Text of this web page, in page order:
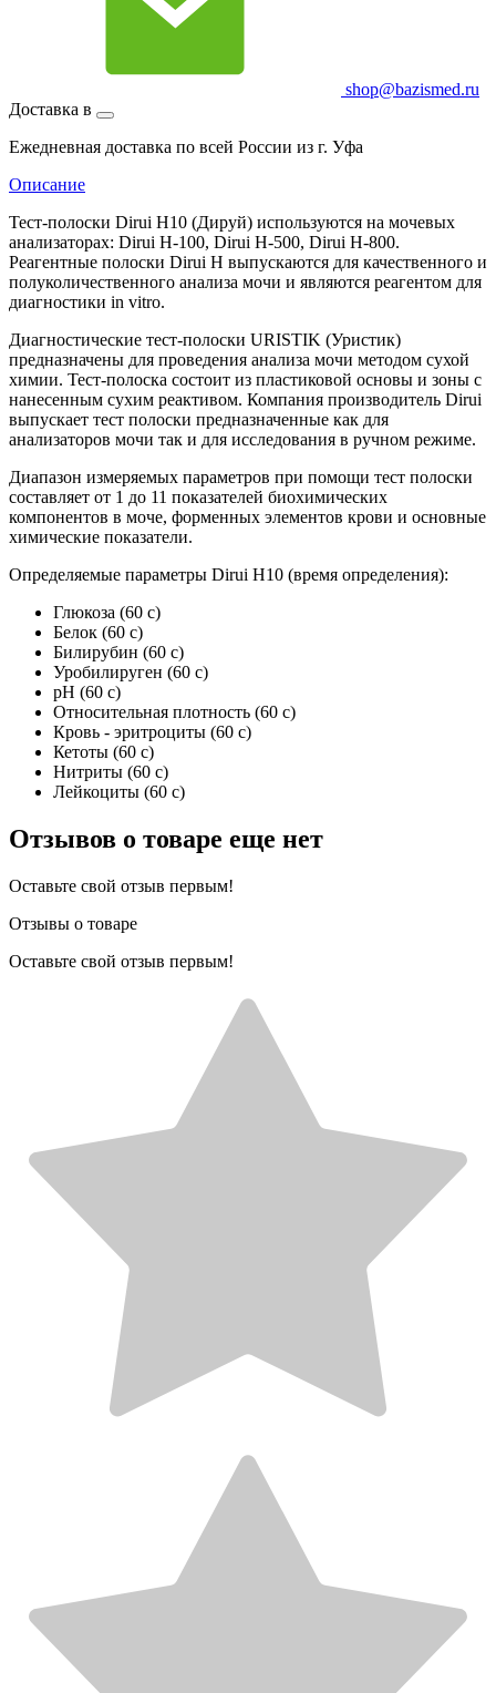
shop@bazismed.ru
Доставка в
Ежедневная доставка по всей России из г. Уфа
Описание
Тест-полоски Dirui H10 (Дируй) используются на мочевых
анализаторах: Dirui H-100, Dirui H-500, Dirui H-800.
Реагентные полоски Dirui Н выпускаются для качественного и
полуколичественного анализа мочи и являются реагентом для
диагностики in vitro.
Диагностические тест-полоски URISTIK (Уристик)
предназначены для проведения анализа мочи методом сухой
химии. Тест-полоска состоит из пластиковой основы и зоны с
нанесенным сухим реактивом. Компания производитель Dirui
выпускает тест полоски предназначенные как для
анализаторов мочи так и для исследования в ручном режиме.
Диапазон измеряемых параметров при помощи тест полоски
составляет от 1 до 11 показателей биохимических
компонентов в моче, форменных элементов крови и основные
химические показатели.
Определяемые параметры Dirui H10 (время определения):
Глюкоза (60 с)
Белок (60 с)
Билирубин (60 с)
Уробилируген (60 с)
pH (60 с)
Относительная плотность (60 с)
Кровь - эритроциты (60 с)
Кетоты (60 с)
Нитриты (60 с)
Лейкоциты (60 с)
Отзывов о товаре еще нет
Оставьте свой отзыв первым!
Отзывы о товаре
Оставьте свой отзыв первым!